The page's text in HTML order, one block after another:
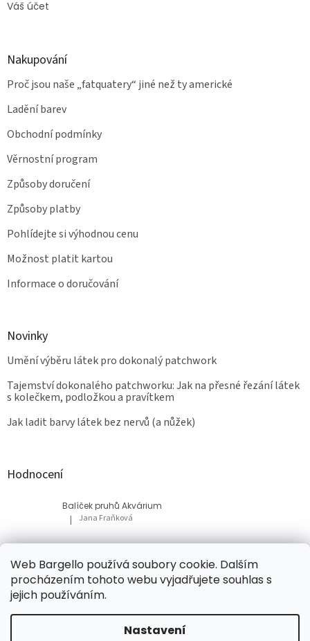
Web Bargello používá soubory cookie. Dalším
procházením tohoto webu vyjadřujete souhlas s
jejich používáním.
Nastavení
Váš účet
Nakupování
Proč jsou naše „fatquatery“ jiné než ty americké
Ladění barev
Obchodní podmínky
Věrnostní program
Způsoby doručení
Způsoby platby
Pohlídejte si výhodnou cenu
Možnost platit kartou
Informace o doručování
Novinky
Umění výběru látek pro dokonalý patchwork
Tajemství dokonalého patchworku: Jak na přesné řezání látek
s kolečkem, podložkou a pravítkem
Jak ladit barvy látek bez nervů (a nůžek)
Hodnocení
Balíček pruhů Akvárium
Hodnocení produktu je 5 z 5 hvězdiček.
| Jana Fraňková
Balíček Lesní med
Hodnocení produktu je 5 z 5 hvězdiček.
| Tatiana Bacikova
Vytvořil Shoptet